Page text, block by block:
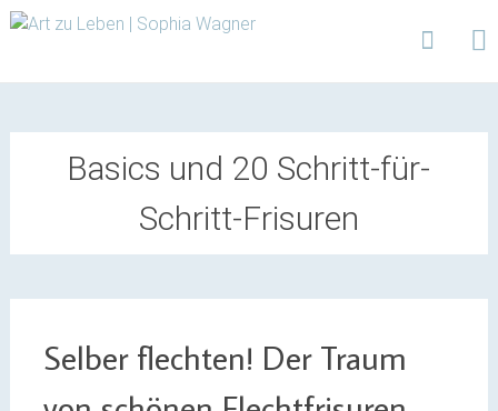
Art zu Leben | Sophia
Basics und 20 Schritt-für-
Schritt-Frisuren
Selber flechten! Der Traum